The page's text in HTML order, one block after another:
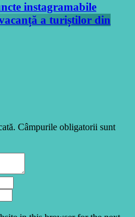
instagramabile
a turiștilor din
Câmpurile obligatorii sunt